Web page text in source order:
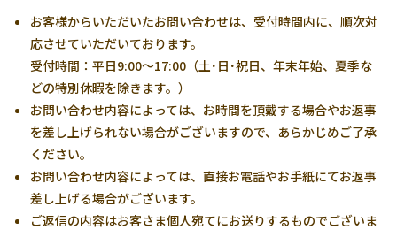
お客様からいただいたお問い合わせは、受付時間内に、順次対
応させていただいております。
受付時間：平日9:00～17:00（土･日･祝日、年末年始、夏季な
どの特別休暇を除きます。）
お問い合わせ内容によっては、お時間を頂戴する場合やお返事
を差し上げられない場合がございますので、あらかじめご了承
ください。
お問い合わせ内容によっては、直接お電話やお手紙にてお返事
差し上げる場合がございます。
ご返信の内容はお客さま個人宛てにお送りするものでございま